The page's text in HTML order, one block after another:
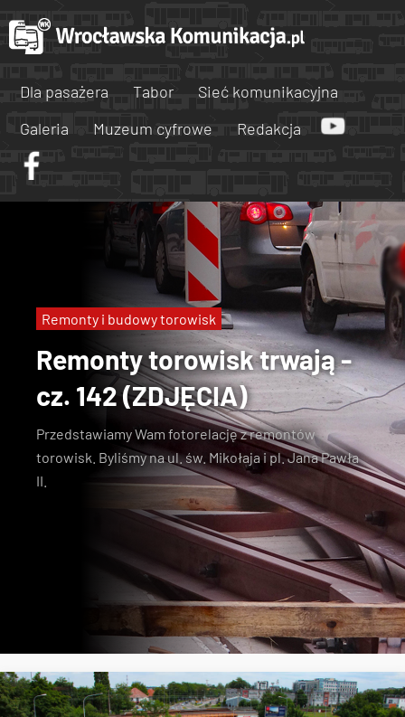
Dla pasażera Tabor
Sieć komunikacyjna
Galeria
Muzeum cyfrowe Redakcja
Remonty torowisk trwają -
cz. 142 (ZDJĘCIA)
Przedstawiamy Wam fotorelację z remontów
torowisk. Byliśmy na ul. św. Mikołaja i pl. Jana Pawła
II.
Remonty i budowy torowisk